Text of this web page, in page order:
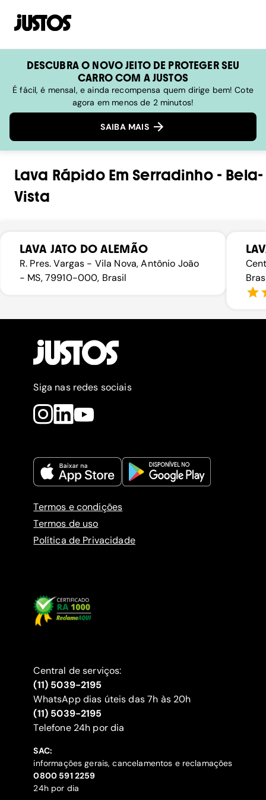
DESCUBRA O NOVO JEITO DE PROTEGER SEU
CARRO COM A JUSTOS
É fácil, é mensal, e ainda recompensa quem dirige bem! Cote
agora em menos de 2 minutos!
SAIBA MAIS
Lava RápidoEm Serradinho- Bela-
Vista
LAVA JATO DO ALEMÃO
R. Pres. Vargas - Vila Nova, Antônio João
- MS, 79910-000, Brasil
Siga nas redes sociais
Termos e condições
Termos de uso
Política de Privacidade
Central de serviços:
(11) 5039-2195
WhatsApp dias úteis das 7h às 20h
(11) 5039-2195
‍Telefone 24h por dia
SAC:
informações gerais, cancelamentos e reclamações
‍0800 591 2259
24h por dia